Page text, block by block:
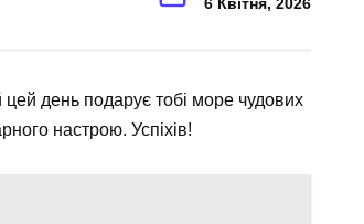
день подарує тобі море чудових
настрою. Успіхів!